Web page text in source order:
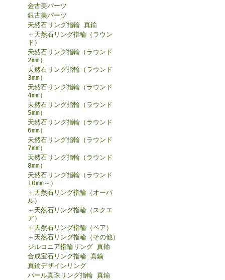
金古美パーツ
銀古美パーツ
天然石リング指輪 真鍮
＋天然石リング指輪（ラウン
ド）
天然石リング指輪（ラウンド
2mm）
天然石リング指輪（ラウンド
3mm）
天然石リング指輪（ラウンド
4mm）
天然石リング指輪（ラウンド
5mm）
天然石リング指輪（ラウンド
6mm）
天然石リング指輪（ラウンド
7mm）
天然石リング指輪（ラウンド
8mm）
天然石リング指輪（ラウンド
10mm～）
＋天然石リング指輪（オーバ
ル）
＋天然石リング指輪（スクエ
ア）
＋天然石リング指輪（ペア）
＋天然石リング指輪（その他）
ジルコニア指輪リング 真鍮
合成宝石リング指輪 真鍮
真鍮デザインリング
パール真珠リング指輪 真鍮